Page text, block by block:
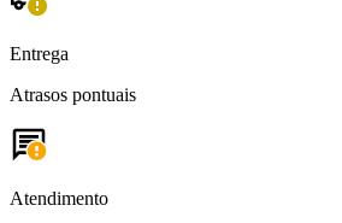
Entrega
Atrasos pontuais
Atendimento